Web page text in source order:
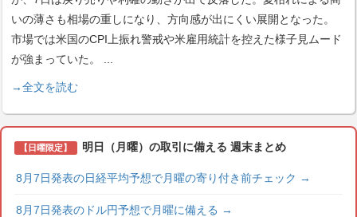
いの薄さも相場の重しになり、方向感が出にくい展開となった。
市場では米国のCPI上振れ警戒や米雇用統計を控えた様子見ムード
が強まっていた。
→全文を読む
【日曜限定】 明日（月曜）の取引に備える 週末まとめ
8月7日発表の日経平均予想で月曜の寄り付き前チェック →
8月7日発表のドル円予想で月曜に備える →